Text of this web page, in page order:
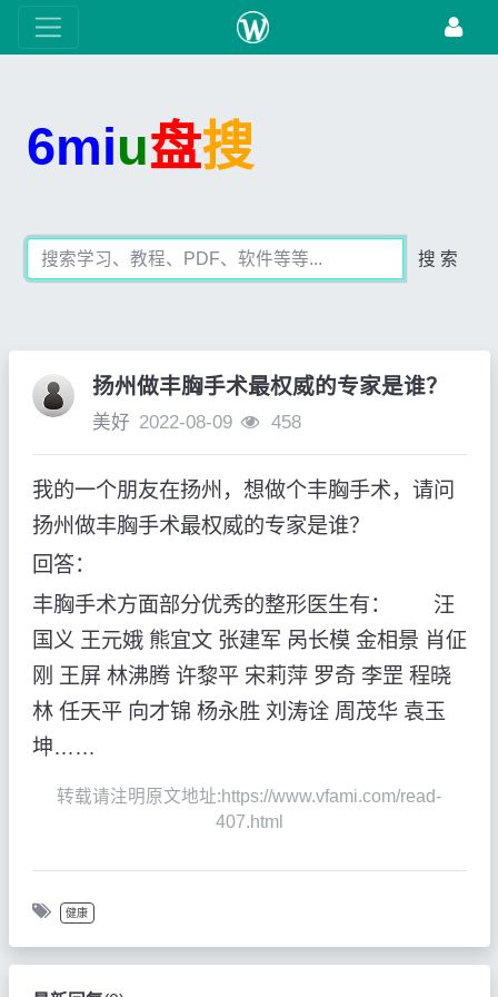
6miu盘搜
搜 索
扬州做丰胸手术最权威的专家是谁？
美好 2022-08-09 458
我的一个朋友在扬州，想做个丰胸手术，请问
扬州做丰胸手术最权威的专家是谁？
回答：
丰胸手术方面部分优秀的整形医生有： 汪
国义 王元娥 熊宜文 张建军 呙长模 金相景 肖佂
刚 王屏 林沸腾 许黎平 宋莉萍 罗奇 李罡 程晓
林 任天平 向才锦 杨永胜 刘涛诠 周茂华 袁玉
坤……
转载请注明原文地址:https://www.vfami.com/read-
407.html
健康